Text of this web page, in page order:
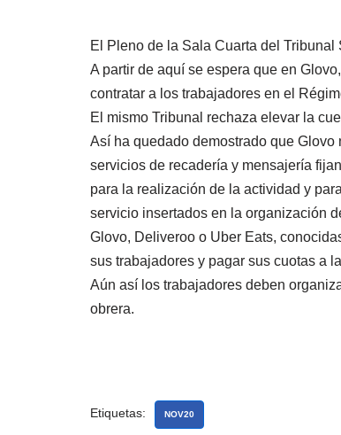
El Pleno de la Sala Cuarta del
A partir de aquí se espera que en
contratar a los trabajadores en el
El mismo Tribunal rechaza elevar la
Así ha quedado demostrado que
servicios de recadería y mensajería
para la realización de la actividad y
servicio insertados en la organización
Glovo, Deliveroo o Uber Eats,
sus trabajadores y pagar sus cuotas a
Aún así los trabajadores deben
obrera.
Etiquetas: NOV20